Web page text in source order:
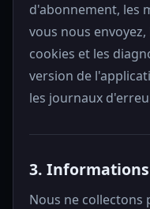
d'abonnement, les
vous nous envoyez,
cookies et les
version de
les journaux
3.
Nous ne collectons